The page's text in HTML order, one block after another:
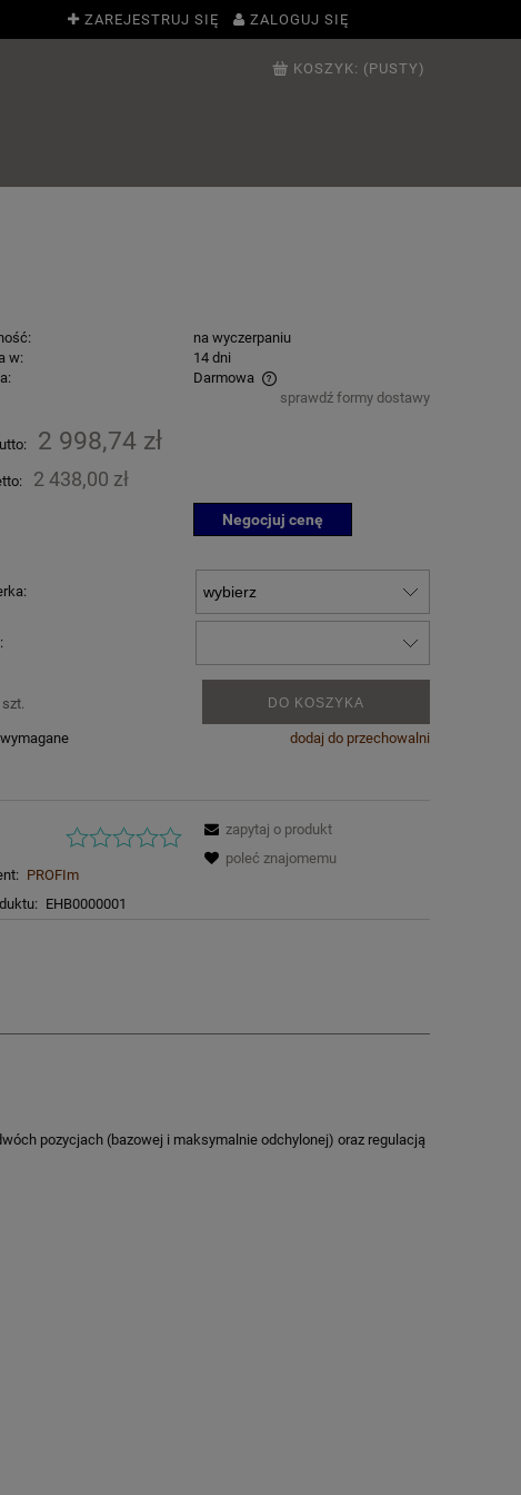
ZAREJESTRUJ SIĘ ZALOGUJ SIĘ
KOSZYK: (PUSTY)
na wyczerpaniu
w:
14 dni
Darmowa
nie zawiera ewentualnych kosztów
sprawdź formy dostawy
2 998,74 zł
2 438,00 zł
Negocjuj cenę
szt. DO KOSZYKA
dodaj do przechowalni
PROFIm
EHB0000001
zapytaj o produkt
poleć znajomemu
pozycjach (bazowej i maksymalnie odchylonej) oraz regulacją